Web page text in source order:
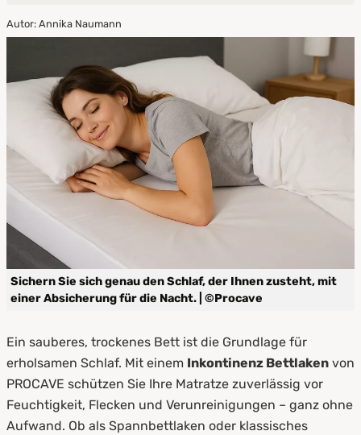
1. Warum ein Inkontinenz Spannbettlaken von
2. Spannbettlaken oder Stecklaken? Die
Unterschiede im Überblick
Waschbare Inkontinenz Bettlaken –
Pflegeleicht & hygienisch
Die richtige Größe für jedes Bett
Jetzt sorglos schlafen – mit PROCAVE
Autor: Annika Naumann
Sichern Sie sich genau den Schlaf, der Ihnen zusteht, mit
einer Absicherung für die Nacht. | ©Procave
Ein sauberes, trockenes Bett ist die Grundlage für
erholsamen Schlaf. Mit einem Inkontinenz Bettlaken von
PROCAVE schützen Sie Ihre Matratze zuverlässig vor
Feuchtigkeit, Flecken und Verunreinigungen – ganz ohne
Aufwand. Ob als Spannbettlaken oder klassisches